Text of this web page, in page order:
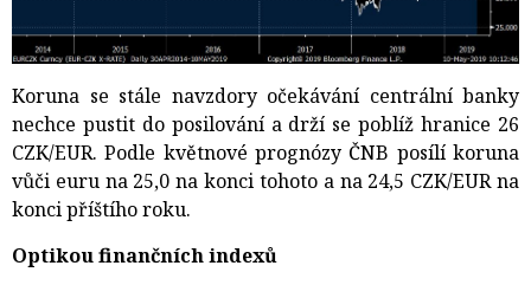
Koruna se stále navzdory očekávání centrální banky
nechce pustit do posilování a drží se poblíž hranice 26
CZK/EUR. Podle květnové prognózy ČNB posílí koruna
vůči euru na 25,0 na konci tohoto a na 24,5 CZK/EUR na
konci příštího roku.
Optikou finančních indexů